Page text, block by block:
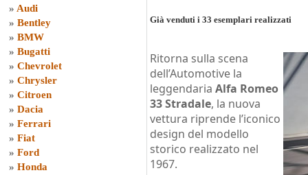
» Audi
» Bentley
» BMW
» Bugatti
» Chevrolet
» Chrysler
» Citroen
» Dacia
» Ferrari
» Fiat
» Ford
» Honda
Già venduti i 33 esemplari realizzati
Ritorna sulla scena
dell’Automotive la
leggendaria Alfa Romeo
33 Stradale, la nuova
vettura riprende l’iconico
design del modello
storico realizzato nel
1967.